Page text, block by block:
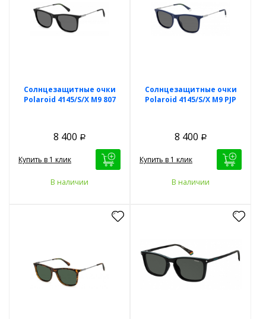
Солнцезащитные очки
Polaroid 4145/S/X M9 807
8 400 Р
Купить в 1 клик
В наличии
Солнцезащитные очки
Polaroid 4145/S/X M9 PJP
8 400 Р
Купить в 1 клик
В наличии